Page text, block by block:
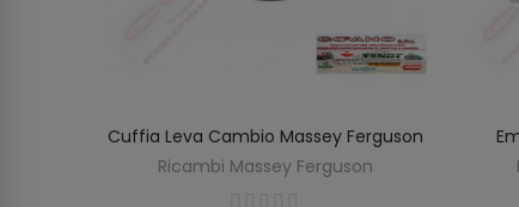
AGGIUNGI AL CARRELLO
Cuffia Leva Cambio Massey Ferguson
Ricambi Massey Ferguson